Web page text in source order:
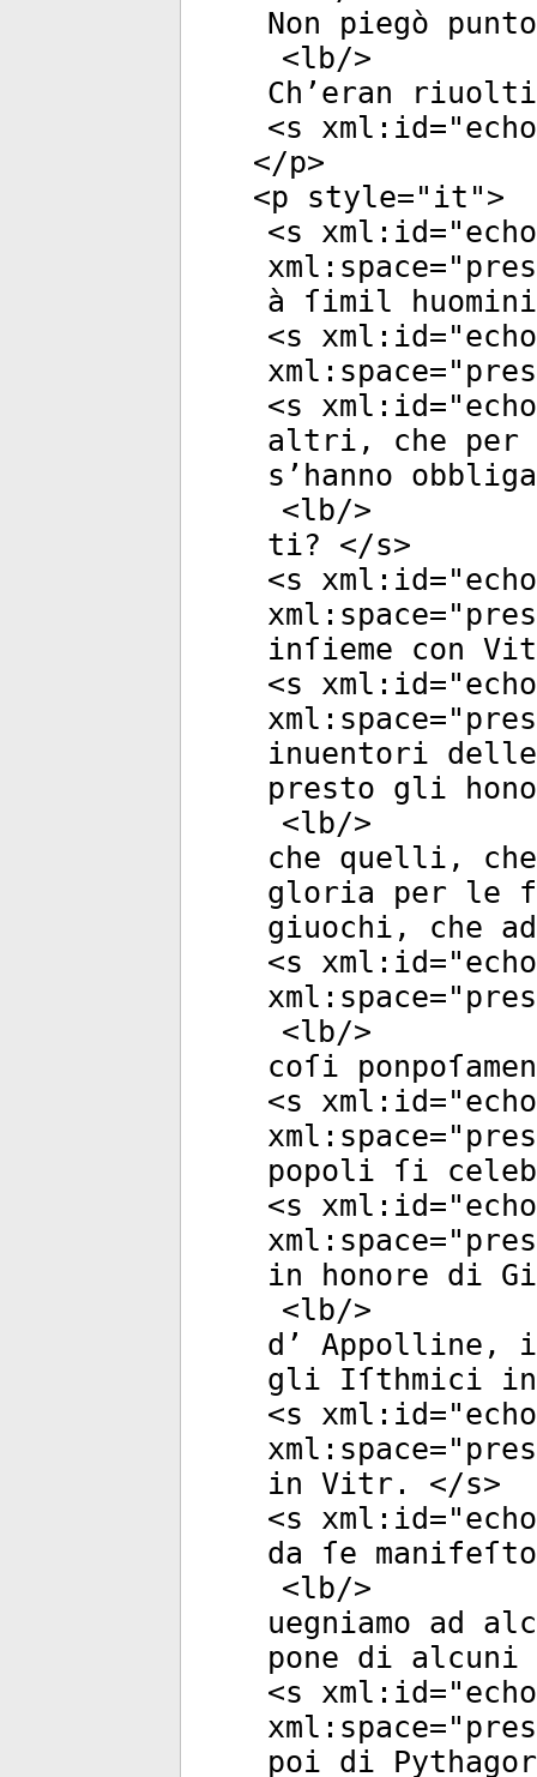
Non piegò
<lb/>
Ch’eran
<s xml:id="
</p>
<p style=" it ">
<s xml:id="
xml:space="
à ſimil
<s xml:id="
xml:space="
<s xml:id="
altri, che per
s’hanno
<lb/>
ti? </s>
<s xml:id="
xml:space="
inſieme con
<s xml:id="
xml:space="
inuentori
presto gli
<lb/>
che quelli,
gloria per le
giuochi, che
<s xml:id="
xml:space="
<lb/>
coſi
<s xml:id="
xml:space="
popoli ſi
<s xml:id="
xml:space="
in honore di
<lb/>
d’ Appolline, i
gli Iſthmici in
<s xml:id="
xml:space="
in Vitr. </s>
<s xml:id="
da ſe
<lb/>
uegniamo ad
pone di
<s xml:id="
xml:space="
poi di